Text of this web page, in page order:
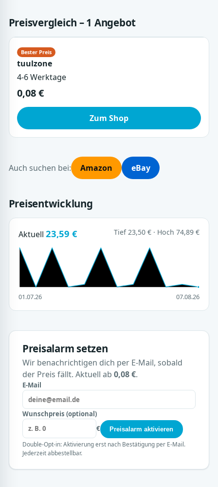
Preisvergleich – 1 Angebot
tuulzone
4-6 Werktage
0,08 €
Zum Shop
Auch suchen bei: Amazon eBay
Preisentwicklung
Aktuell 23,59 € Tief 23,50 € · Hoch 74,89 €
01.07.26 07.08.26
Preisalarm setzen
Wir benachrichtigen dich per E-Mail, sobald
der Preis fällt. Aktuell ab 0,08 €.
E-Mail
Wunschpreis (optional)
€
Preisalarm aktivieren
Double-Opt-in: Aktivierung erst nach Bestätigung per E-Mail.
Jederzeit abbestellbar.